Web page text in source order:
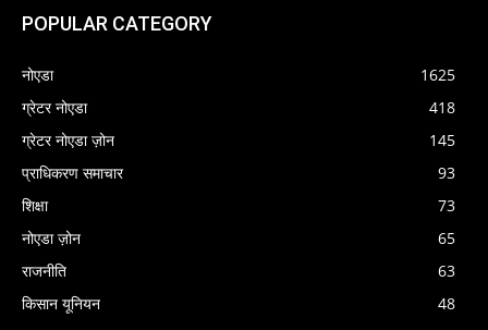
POPULAR CATEGORY
नोएडा
1625
ग्रेटर नोएडा
418
ग्रेटर नोएडा ज़ोन
145
प्राधिकरण समाचार
93
शिक्षा
73
नोएडा ज़ोन
65
राजनीति
63
किसान यूनियन
48